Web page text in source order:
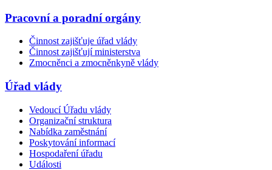
Pracovní a poradní orgány
Činnost zajišťuje úřad vlády
Činnost zajišťují ministerstva
Zmocněnci a zmocněnkyně vlády
Úřad vlády
Vedoucí Úřadu vlády
Organizační struktura
Nabídka zaměstnání
Poskytování informací
Hospodaření úřadu
Události